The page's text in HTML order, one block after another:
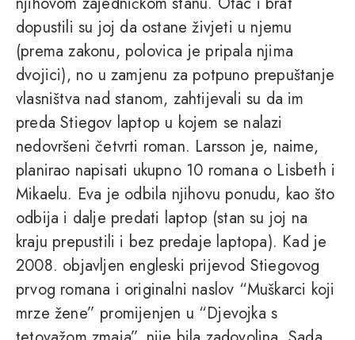
dopustili su joj da ostane živjeti u njemu
(prema zakonu, polovica je pripala njima
dvojici), no u zamjenu za potpuno prepuštanje
vlasništva nad stanom, zahtijevali su da im
preda Stiegov laptop u kojem se nalazi
nedovršeni četvrti roman. Larsson je, naime,
planirao napisati ukupno 10 romana o Lisbeth i
Mikaelu. Eva je odbila njihovu ponudu, kao što
odbija i dalje predati laptop (stan su joj na
kraju prepustili i bez predaje laptopa). Kad je
2008. objavljen engleski prijevod Stiegovog
prvog romana i originalni naslov “Muškarci koji
mrze žene” promijenjen u “Djevojka s